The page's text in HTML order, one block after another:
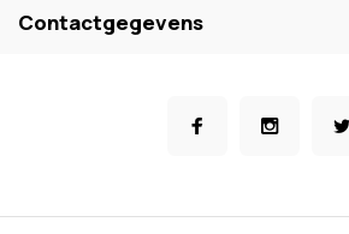
Contactgegevens